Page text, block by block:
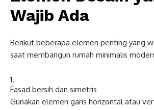
Wajib Ada
Berikut beberapa elemen penting yang
saat membangun rumah minimalis
Fasad bersih dan simetris
Gunakan elemen garis horizontal atau